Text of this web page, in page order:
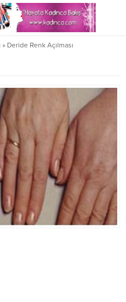
» Deride Renk Açılması